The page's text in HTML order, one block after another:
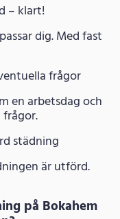
– klart!
dig. Med fast
frågor
en arbetsdag och
städning
är utförd.
på Bokahem